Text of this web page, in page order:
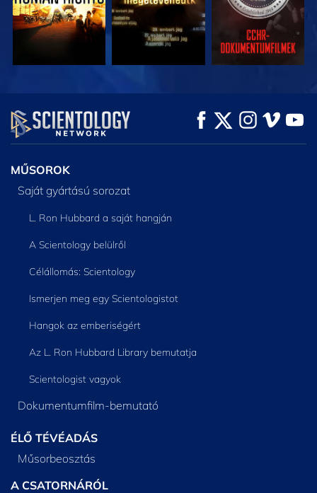
MŰSORNÉZÉS MŰSORNÉZÉS
A SOROZAT
RÉSZEI
MŰSOROK
Saját gyártású sorozat
L. Ron Hubbard a saját hangján
A Scientology belülről
Célállomás: Scientology
Ismerjen meg egy Scientologistot
Hangok az emberiségért
Az L. Ron Hubbard Library bemutatja
Scientologist vagyok
Dokumentumfilm-bemutató
ÉLŐ TÉVÉADÁS
Műsorbeosztás
A CSATORNÁRÓL